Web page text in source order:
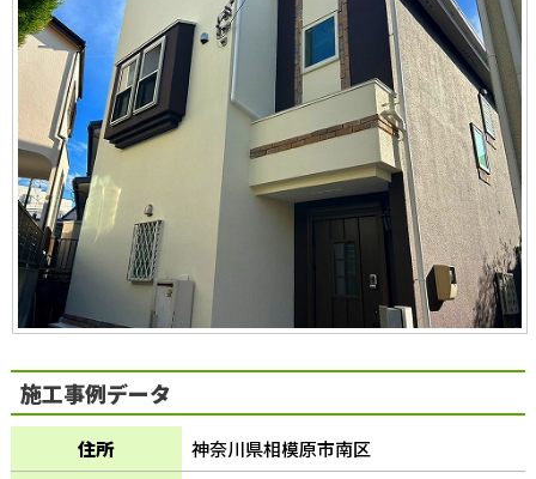
施工事例データ
住所 神奈川県相模原市南区